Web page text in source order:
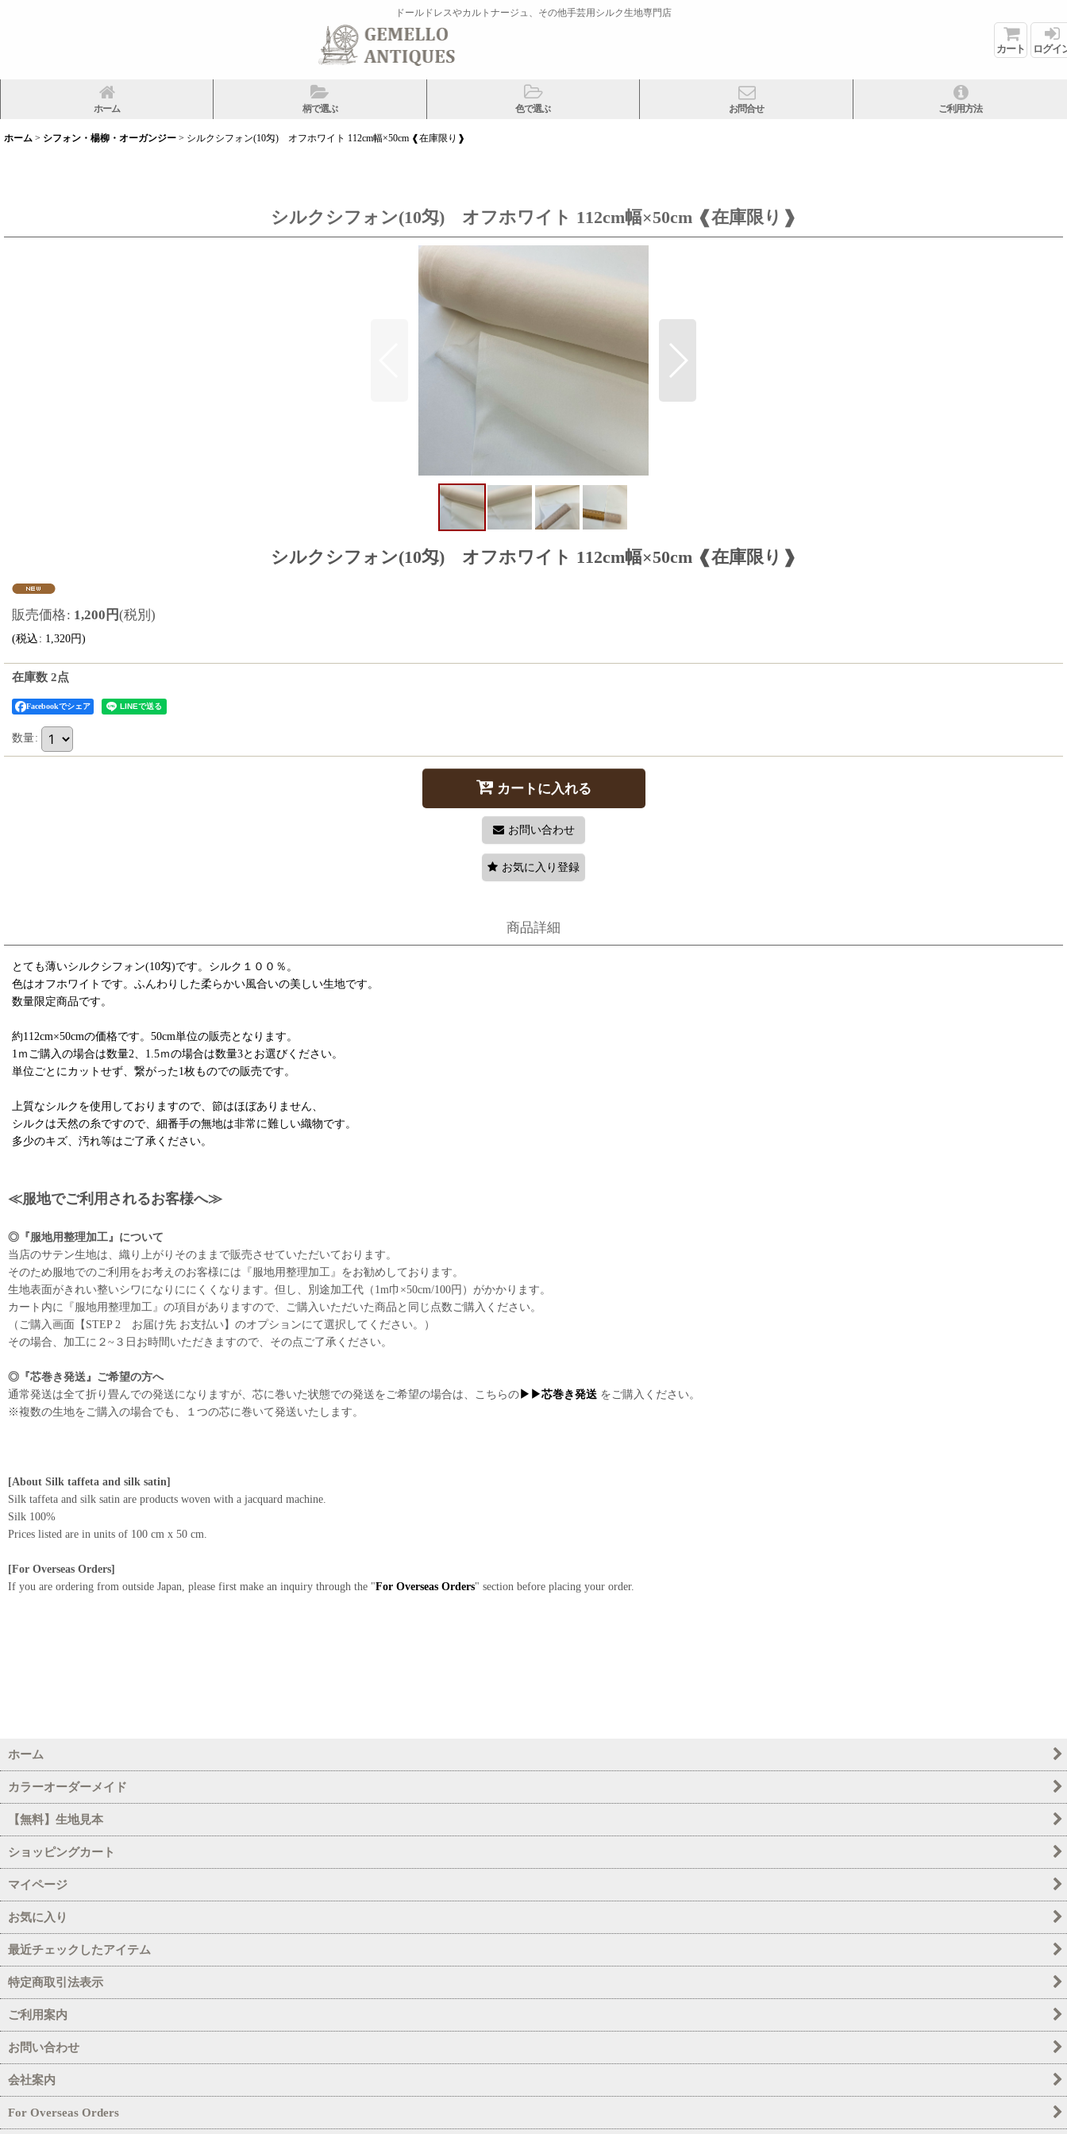
ドールドレスやカルトナージュ、その他手芸用シルク生地専門店
カート ログイ
ホーム 柄で選ぶ 色で選ぶ お問合せ ご利用方法
ホーム > シフォン・楊柳・オーガンジー > シルクシフォン(10匁) オフホワイト 112cm幅×50cm ❰在庫限り❱
シルクシフォン(10匁) オフホワイト 112cm幅×50cm ❰在庫限り❱
シルクシフォン(10匁) オフホワイト 112cm幅×50cm ❰在庫限り❱
販売価格: 1,200 円(税別)
(税込: 1,320円)
在庫数 2点
Facebookでシェア
数量:
カートに入れる
お問い合わせ
お気に入り登録
商品詳細
とても薄いシルクシフォン(10匁)です。シルク１００％。
色はオフホワイトです。ふんわりした柔らかい風合いの美しい生地です。
数量限定商品です。
約112cm×50cmの価格です。50cm単位の販売となります。
1ｍご購入の場合は数量2、1.5ｍの場合は数量3とお選びください。
単位ごとにカットせず、繋がった1枚ものでの販売です。
上質なシルクを使用しておりますので、節はほぼありません、
シルクは天然の糸ですので、細番手の無地は非常に難しい織物です。
多少のキズ、汚れ等はご了承ください。
≪服地でご利用されるお客様へ≫
◎『服地用整理加工』について
当店のサテン生地は、織り上がりそのままで販売させていただいております。
そのため服地でのご利用をお考えのお客様には『服地用整理加工』をお勧めしております。
生地表面がきれい整いシワになりににくくなります。但し、別途加工代（1m巾×50cm/100円）がかかります。
カート内に『服地用整理加工』の項目がありますので、ご購入いただいた商品と同じ点数ご購入ください。
（ご購入画面【STEP 2 お届け先 お支払い】のオプションにて選択してください。）
その場合、加工に２~３日お時間いただきますので、その点ご了承ください。
◎『芯巻き発送』ご希望の方へ
通常発送は全て折り畳んでの発送になりますが、芯に巻いた状態での発送をご希望の場合は、こちらの▶▶芯巻き発送 をご購入ください。
※複数の生地をご購入の場合でも、１つの芯に巻いて発送いたします。
[About Silk taffeta and silk satin]
Silk taffeta and silk satin are products woven with a jacquard machine.
Silk 100%
Prices listed are in units of 100 cm x 50 cm.
[For Overseas Orders]
If you are ordering from outside Japan, please first make an inquiry through the "For Overseas Orders" section before placing your order.
ホーム
カラーオーダーメイド
【無料】生地見本
ショッピングカート
マイページ
お気に入り
最近チェックしたアイテム
特定商取引法表示
ご利用案内
お問い合わせ
会社案内
For Overseas Orders